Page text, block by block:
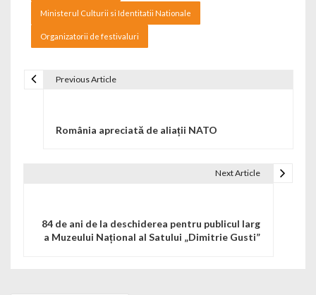
Ministerul Culturii si Identitatii Nationale
Organizatorii de festivaluri
Previous Article
România apreciată de aliații NATO
Next Article
84 de ani de la deschiderea pentru publicul larg
a Muzeului Național al Satului „Dimitrie Gusti”